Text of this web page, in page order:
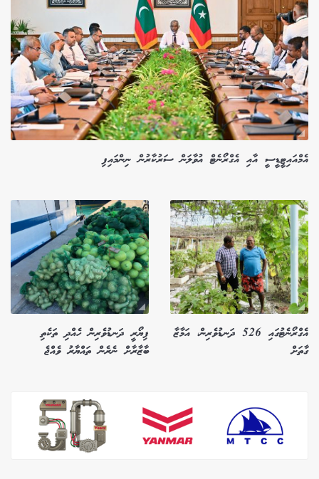
އެމްއައިޓީޑީސީ އާއި އެގްރޯނެޓް އުވާލަން ސަރުކާރުން ނިންމައިފި
އެގްރޯނެޓުގައި 526 ދަނޑުވެރިން، އަމާޒާ
ގާތަށް
ފިޔޯރީ ދަނޑުވެރިން ހެއްދި ތަކެތި
ބާޒާރާށް ނެރެން ތައްޔާރު ވެއްޖެ